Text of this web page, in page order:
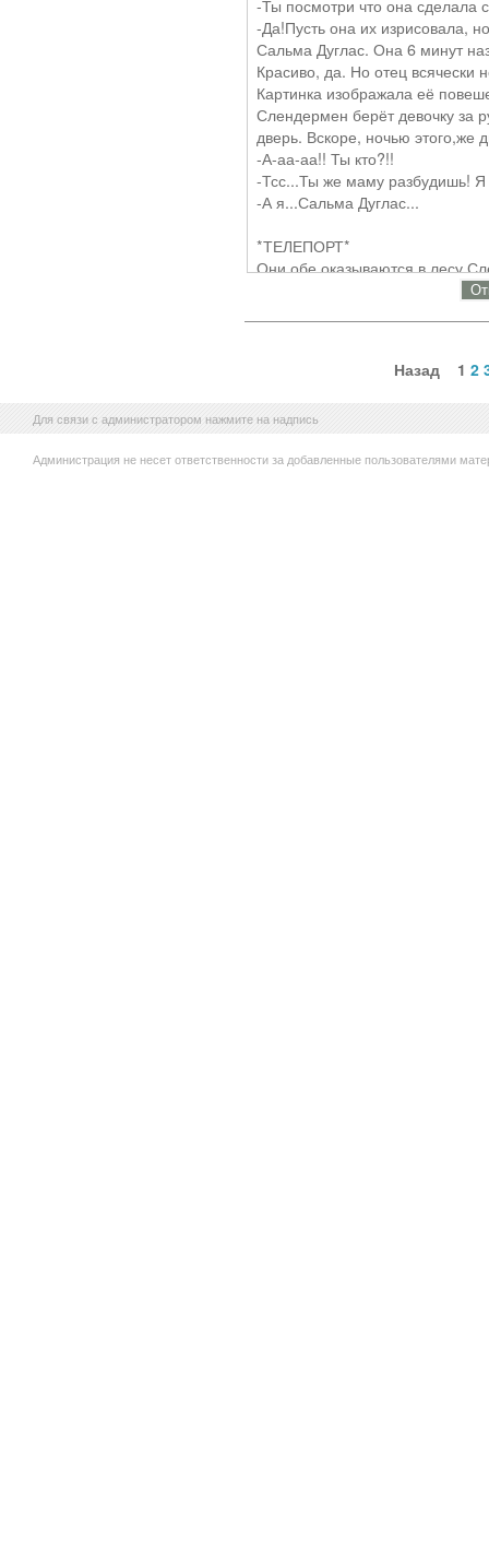
Джеффа Вудса
Убийцы, и та говорит Кейт,
врачи не смогли поверить
дескать, я здорова,
она возвращается домой.
удивляются, как девочка
разорванным ртом. Её
виде призрака продолжала
убивает всех....
-Я больше не Кейт Миллер. Я
Фраза: ,,Your die-my lie <3"
<В принципе история
-Ты посмотри что она сделала
-Да!Пусть она их изрисовала,
Сальма Дуглас. Она 6 минут
Красиво, да. Но отец всячески
Картинка изображала её
Слендермен берёт девочку за
дверь. Вскоре, ночью этого,же
-А-аа-аа!! Ты кто?!!
-Тсс...Ты же маму разбудишь!
-А я...Сальма Дуглас...
*ТЕЛЕПОРТ*
Они обе оказываются в лесу
бежит к нему, держа за руку
|Если Хиро родилась в 1931
Нравится: Веселье, играть с
Друзья: Принцесса Хиро,
Назад 1 2
Для связи с администратором нажмите на надпись
Администрация не несет ответственности за добавленные пользователями